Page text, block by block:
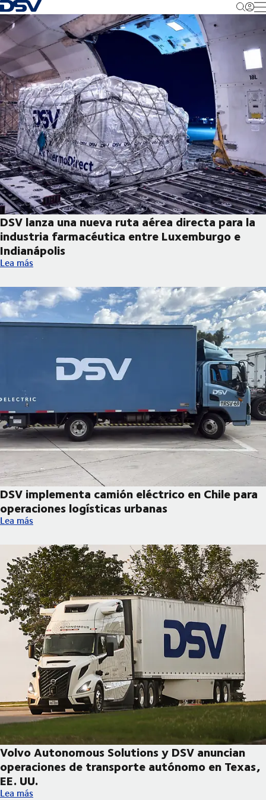
Volver a la página principal
DSV lanza una nueva ruta aérea directa para la
industria farmacéutica entre Luxemburgo e
Indianápolis
DSV lanza una nueva ruta aérea directa para la industria
Lea más
DSV implementa camión eléctrico en Chile para
operaciones logísticas urbanas
DSV implementa camión eléctrico en Chile para operaciones
Lea más
Volvo Autonomous Solutions y DSV anuncian
operaciones de transporte autónomo en Texas,
EE. UU.
Volvo Autonomous Solutions y DSV anuncian operaciones de
Lea más